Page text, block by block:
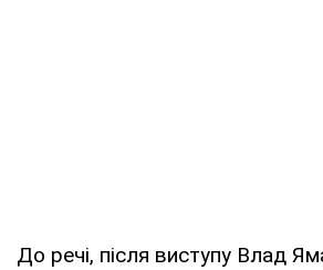
До речі, після виступу Влад